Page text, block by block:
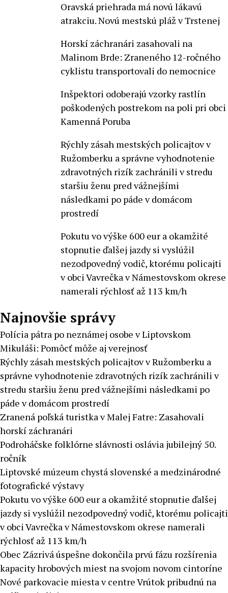
Oravská priehrada má novú lákavú
atrakciu. Novú mestskú pláž v Trstenej
Horskí záchranári zasahovali na
Malinom Brde: Zraneného 12-ročného
cyklistu transportovali do nemocnice
Inšpektori odoberajú vzorky rastlín
poškodených postrekom na poli pri obci
Kamenná Poruba
Rýchly zásah mestských policajtov v
Ružomberku a správne vyhodnotenie
zdravotných rizík zachránili v stredu
staršiu ženu pred vážnejšími
následkami po páde v domácom
prostredí
Pokutu vo výške 600 eur a okamžité
stopnutie ďalšej jazdy si vyslúžil
nezodpovedný vodič, ktorému policajti
v obci Vavrečka v Námestovskom okrese
namerali rýchlosť až 113 km/h
Najnovšie správy
Polícia pátra po neznámej osobe v Liptovskom
Mikuláši: Pomôcť môže aj verejnosť
Rýchly zásah mestských policajtov v Ružomberku a
správne vyhodnotenie zdravotných rizík zachránili v
stredu staršiu ženu pred vážnejšími následkami po
páde v domácom prostredí
Zranená poľská turistka v Malej Fatre: Zasahovali
horskí záchranári
Podroháčske folklórne slávnosti oslávia jubilejný 50.
ročník
Liptovské múzeum chystá slovenské a medzinárodné
fotografické výstavy
Pokutu vo výške 600 eur a okamžité stopnutie ďalšej
jazdy si vyslúžil nezodpovedný vodič, ktorému policajti
v obci Vavrečka v Námestovskom okrese namerali
rýchlosť až 113 km/h
Obec Zázrivá úspešne dokončila prvú fázu rozšírenia
kapacity hrobových miest na svojom novom cintoríne
Nové parkovacie miesta v centre Vrútok pribudnú na